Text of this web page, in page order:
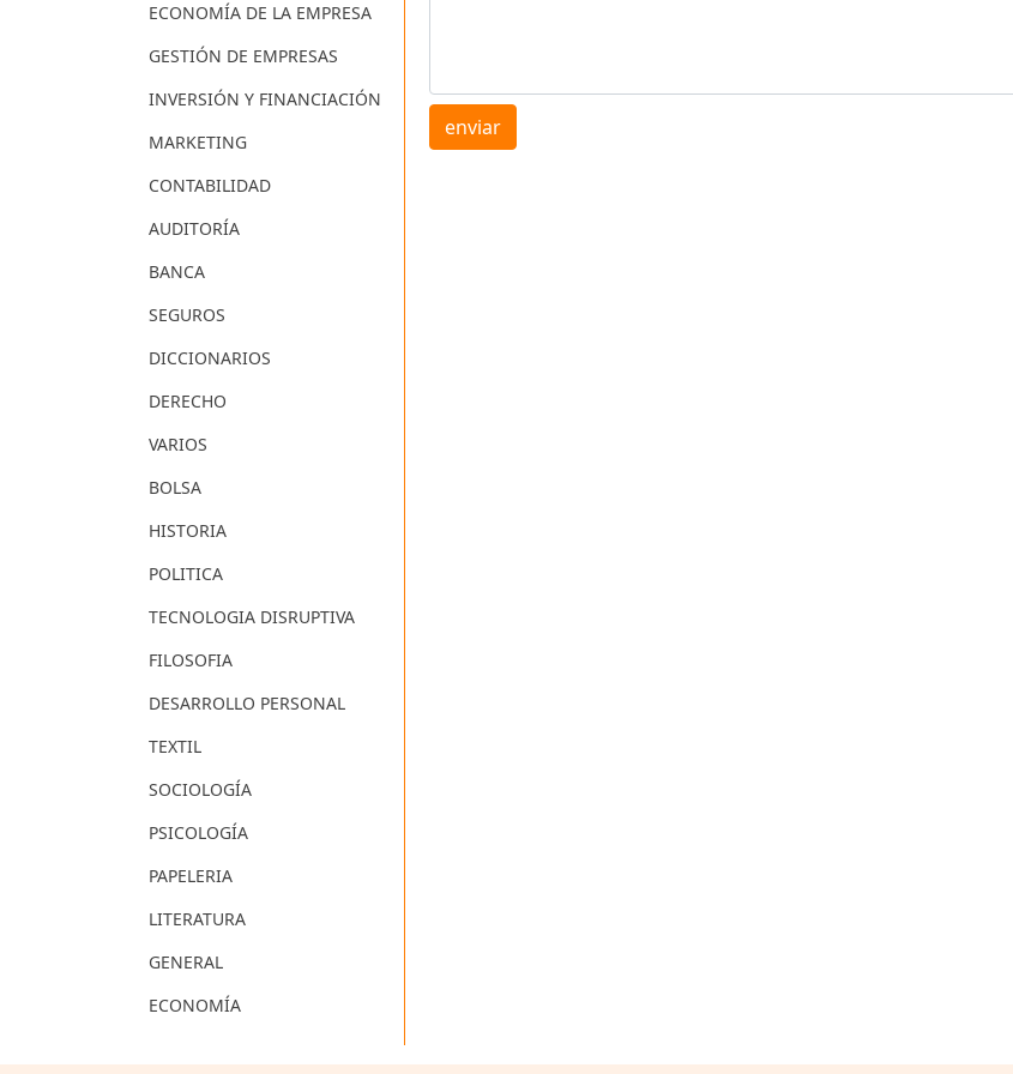
ECONOMÍA DE LA EMPRESA
GESTIÓN DE EMPRESAS
INVERSIÓN Y FINANCIACIÓN
MARKETING
CONTABILIDAD
AUDITORÍA
BANCA
SEGUROS
DICCIONARIOS
DERECHO
VARIOS
BOLSA
HISTORIA
POLITICA
TECNOLOGIA DISRUPTIVA
FILOSOFIA
DESARROLLO PERSONAL
TEXTIL
SOCIOLOGÍA
PSICOLOGÍA
PAPELERIA
LITERATURA
GENERAL
ECONOMÍA
enviar